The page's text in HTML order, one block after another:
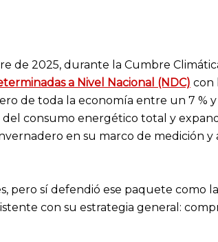
de 2025, durante la Cumbre
a Nivel Nacional (NDC) con
de toda la economía entre un 7 % y
consumo energético total y
en su marco de medición
pero sí defendió ese paquete como
con su estrategia general: